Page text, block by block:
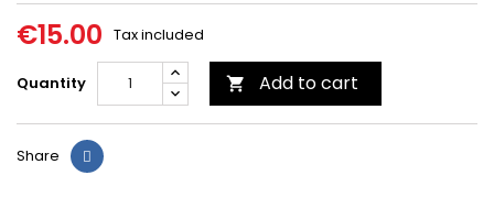
€15.00 Tax included
Quantity  Add to cart
Share